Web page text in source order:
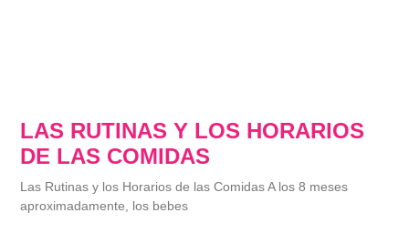
LAS RUTINAS Y LOS HORARIOS
DE LAS COMIDAS
Las Rutinas y los Horarios de las Comidas A los 8 meses
aproximadamente, los bebes